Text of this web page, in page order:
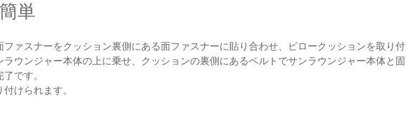
単
ファスナーをクッション裏側にある面ファスナーに貼り合わせ、ピロークッションを取り付
ラウンジャー本体の上に乗せ、クッションの裏側にあるベルトでサンラウンジャー本体と固
です。
けられます。